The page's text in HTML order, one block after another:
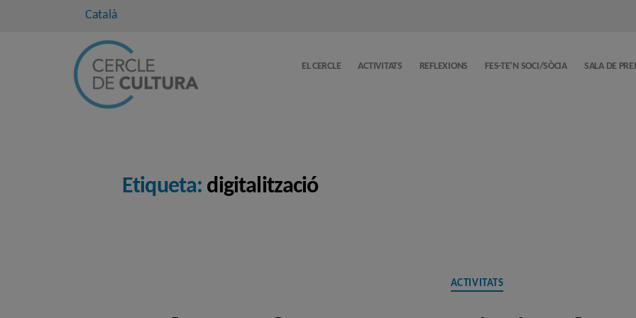
Català
EL CERCLE ACTIVITATS REFLEXIONS FES-TE’N SOCI/SÒCIA SALA DE
Etiqueta: digitalització
Categories
ACTIVITATS